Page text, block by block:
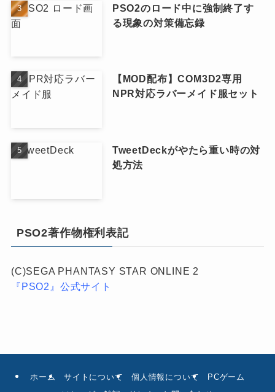
PSO2のロード中に強制終了す
る現象の対策備忘録
【MOD配布】COM3D2専用
NPR対応ラバーメイド服セット
TweetDeckがやたら重い時の対
処方法
PSO2著作物権利表記
(C)SEGA PHANTASY STAR ONLINE 2
『PSO2』公式サイト
ホーム サイトについて 個人情報について
PCゲーム